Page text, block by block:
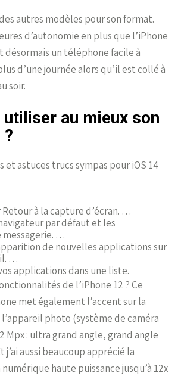
autres modèles pour son format.
d’autonomie en plus que l’iPhone
désormais un téléphone facile à
d’une journée alors qu’il est collé à
soir.
au mieux son
?
et astuces trucs sympas pour iOS 14
Retour à la capture d’écran. …
par défaut et les
…
de nouvelles applications sur
…
applications dans une liste.
de l’iPhone 12 ? Ce
met également l’accent sur la
photo (système de caméra
Mpx : ultra grand angle, grand angle
aussi beaucoup apprécié la
haute puissance jusqu’à 12x